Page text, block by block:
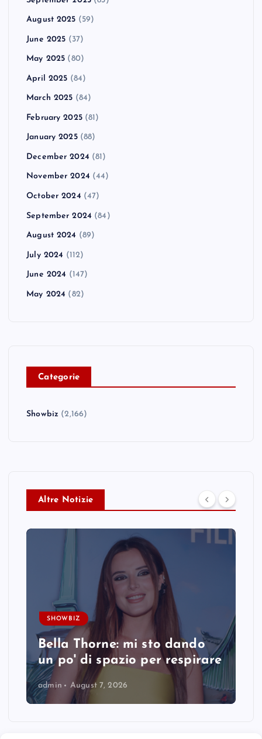
August 2025 (59)
June 2025 (37)
May 2025 (80)
April 2025 (84)
March 2025 (84)
February 2025(81)
January 2025(88)
December 2024 (81)
November 2024 (44)
October 2024 (47)
September 2024 (84)
August 2024 (89)
July 2024 (112)
June 2024 (147)
May 2024 (82)
Categorie
Showbiz (2,166)
Altre Notizie
SHOWBIZ
Bella Thorne: mi sto dando
un po' di spazio per respirare
admin August 7, 2026